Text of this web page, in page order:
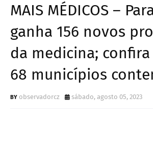
MAIS MÉDICOS –
ganha 156 novos
da medicina;
68 municípios
observadorcz sábado, agosto 05, 2023